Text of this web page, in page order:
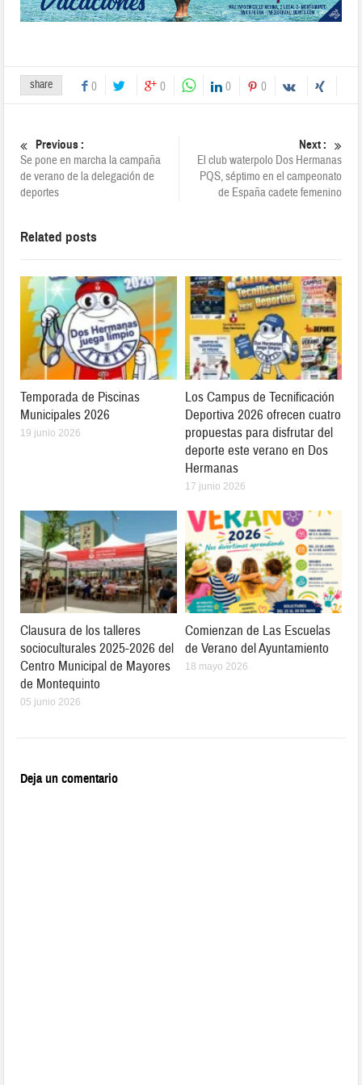
share 0 0 0 0
Previous :
Se pone en marcha la campaña
de verano de la delegación de
deportes
Next :
El club waterpolo Dos Hermanas
PQS, séptimo en el campeonato
de España cadete femenino
Related posts
Temporada de Piscinas
Municipales 2026
19 junio 2026
Los Campus de Tecnificación
Deportiva 2026 ofrecen cuatro
propuestas para disfrutar del
deporte este verano en Dos
Hermanas
17 junio 2026
Clausura de los talleres
socioculturales 2025-2026 del
Centro Municipal de Mayores
de Montequinto
05 junio 2026
Comienzan de Las Escuelas
de Verano del Ayuntamiento
18 mayo 2026
Deja un comentario